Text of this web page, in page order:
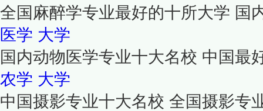
全国麻醉学专业最好的十所大学 国
医学 大学
国内动物医学专业十大名校 中国最
农学 大学
中国摄影专业十大名校 全国摄影专